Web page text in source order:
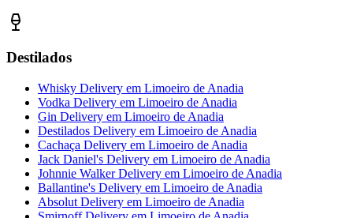
Destilados
Whisky Delivery em Limoeiro de Anadia
Vodka Delivery em Limoeiro de Anadia
Gin Delivery em Limoeiro de Anadia
Destilados Delivery em Limoeiro de Anadia
Cachaça Delivery em Limoeiro de Anadia
Jack Daniel's Delivery em Limoeiro de Anadia
Johnnie Walker Delivery em Limoeiro de Anadia
Ballantine's Delivery em Limoeiro de Anadia
Absolut Delivery em Limoeiro de Anadia